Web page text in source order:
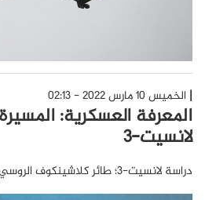
الخميس 10 مارس 2022 - 02:13
المعرفة العسكرية: المسيرة
لانسيت-3
دراسة لانسيت-3؛ طائر كلاشينكوف الروسي!